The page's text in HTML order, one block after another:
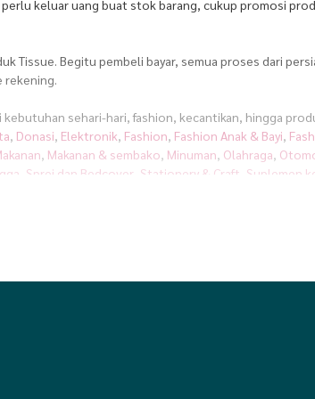
keluar uang buat stok barang, cukup promosi
Tissue. Begitu pembeli bayar, semua proses dari
rekening.
sehari-hari, fashion, kecantikan, hingga
, Donasi, Elektronik, Fashion, Fashion Anak & Bayi,
, Makanan & sembako, Minuman, Olahraga,
Sprei dan Bedcover Stationery & Craft Suplemen
waktu jualan sesuai ritme hidupmu. Mau sambil
penuh lewat ekosistem yang suportif. Kami